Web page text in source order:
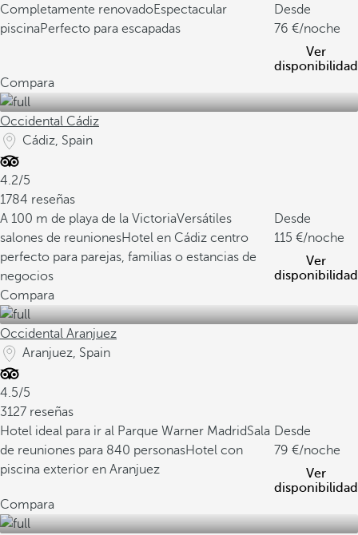
Completamente renovadoEspectacular
piscinaPerfecto para escapadas
Desde
76
/noche
Ver
disponibilidad
Compara
Occidental Cádiz
Cádiz, Spain
4.2/5
1784 reseñas
A 100 m de playa de la VictoriaVersátiles
salones de reunionesHotel en Cádiz centro
perfecto para parejas, familias o estancias de
negocios
Desde
115
/noche
Ver
disponibilidad
Compara
Occidental Aranjuez
Aranjuez, Spain
4.5/5
3127 reseñas
Hotel ideal para ir al Parque Warner MadridSala
de reuniones para 840 personasHotel con
piscina exterior en Aranjuez
Desde
79
/noche
Ver
disponibilidad
Compara